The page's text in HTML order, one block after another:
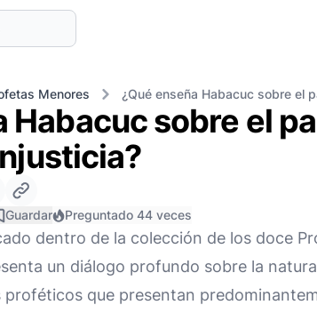
Menores ¿Qué enseña Habacuc sobre el
Habacuc sobre el
Guardar Preguntado 44 veces
dentro de la colección de los doce
un diálogo profundo sobre la
proféticos que presentan